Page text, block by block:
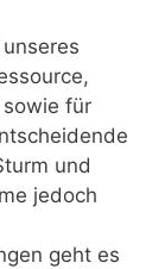
für
und
jedoch
geht es